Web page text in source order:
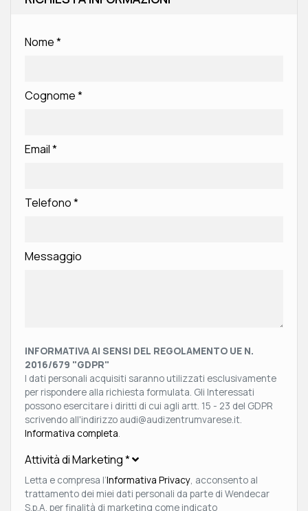
Nome*
Cognome*
Email*
Telefono*
Messaggio
INFORMATIVA AI SENSI DEL REGOLAMENTO UE N.
2016/679 "GDPR"
I dati personali acquisiti saranno utilizzati esclusivamente
per rispondere alla richiesta formulata. Gli Interessati
possono esercitare i diritti di cui agli artt. 15 - 23 del GDPR
scrivendo all'indirizzo audi@audizentrumvarese.it.
Informativa completa.
Attività di Marketing*
Letta e compresa l’Informativa Privacy, acconsento al
trattamento dei miei dati personali da parte di Wendecar
S.p.A. per finalità di marketing come indicato